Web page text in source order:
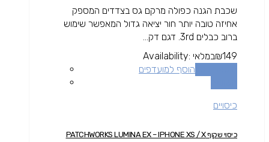
שכבת הגנה כפולה מרקם גס בצדדים המספק
אחיזה טובה יותר חור יציאה גדול המאפשר שימוש
ברוב כבלים 3rd. דגם דק...
₪149
Availability: במלאי
הוסף למועדפים
כיסויים
כיסוי שקוף PATCHWORKS LUMINA EX – IPHONE XS / X